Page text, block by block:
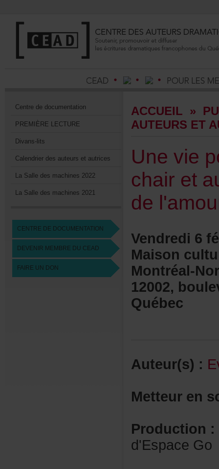
Centrededocumentation
PREMIÈRELECTURE
Divans-lits
Calendrierdesauteursetautrices
LaSalledesmachines2022
LaSalledesmachines2021
CENTREDEDOCUMENTATION
DEVENIRMEMBREDUCEAD
FAIREUNDON
ACCUEIL »
Montréal-
Québec
Auteur(s):
Production:
d'EspaceGo